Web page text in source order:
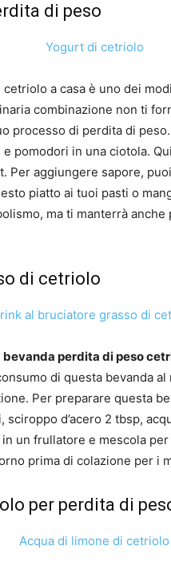
di peso
a casa è uno dei
combinazione non ti
processo di perdita di
pomodori in una ciotola.
Per aggiungere sapore,
piatto ai tuoi pasti o
ma ti manterrà
di cetriolo
bevanda perdita di peso
di questa bevanda
Per preparare questa
d’acero 2 tbsp,
un frullatore e mescola
prima di colazione per i
per perdita di